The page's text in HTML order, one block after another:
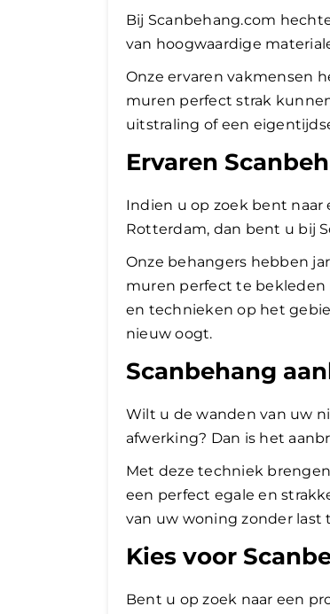
Bij Scanbehang.com
van hoogwaardige
Onze ervaren vakmensen
muren perfect strak
uitstraling of een
Ervaren
Indien u op zoek bent naar
Rotterdam, dan bent u bij
Onze behangers hebben
muren perfect te bekleden
en technieken op het
nieuw oogt.
Scanbehang
Wilt u de wanden van uw
afwerking? Dan is het
Met deze techniek
een perfect egale en
van uw woning zonder
Kies voor
Bent u op zoek naar een